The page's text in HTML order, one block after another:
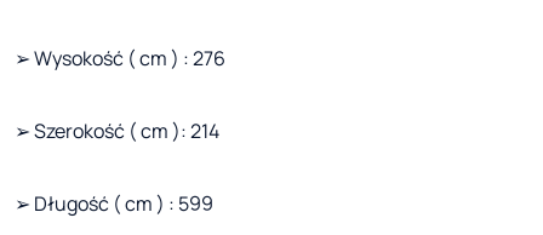
➢ Wysokość ( cm ) : 276
➢ Szerokość ( cm ): 214
➢ Długość ( cm ) : 599